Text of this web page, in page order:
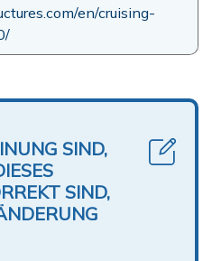
en/cruising-
SIND,
SIND,